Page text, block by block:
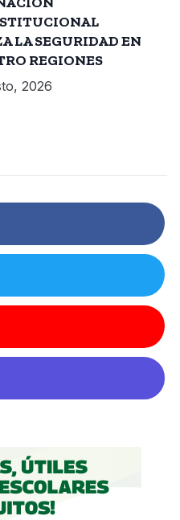
LA SEGURIDAD EN
REGIONES
2026